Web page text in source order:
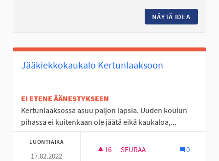
NÄYTÄ IDEA
Jääkiekkokaukalo Kertunlaaksoon
EI ETENE ÄÄNESTYKSEEN
Kertunlaaksossa asuu paljon lapsia. Uuden koulun
pihassa ei kuitenkaan ole jäätä eikä kaukaloa,...
LUONTIAIKA
17.02.2022
16 16 SEURAAJAA
SEURAA 0